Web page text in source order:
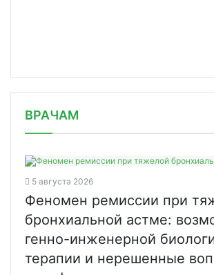
ВРАЧАМ
5 августа 2026
Феномен ремиссии при
бронхиальной астме:
генно-инженерной
терапии и нерешенные